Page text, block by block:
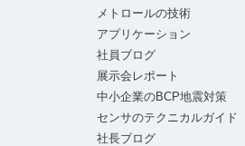
メトロールの技術
アプリケーション
社員ブログ
展示会レポート
中小企業のBCP地震対策
センサのテクニカルガイド
社長ブログ